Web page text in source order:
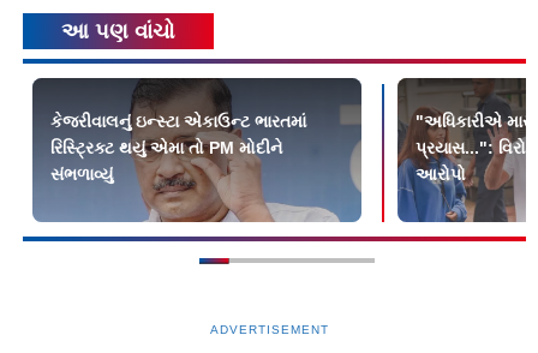
આ પણ વાંચો
કેજરીવાલનું ઇન્સ્ટા એકાઉન્ટ ભારતમાં
રિસ્ટ્રિક્ટ થયું એમા તો PM મોદીને
સંભળાવ્યું
"અધિકારીએ
પ્રયાસ...":
આરોપો
ADVERTISEMENT